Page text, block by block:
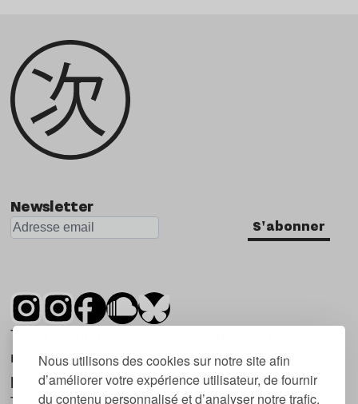
Nous utilisons des cookies sur notre site afin
d’améliorer votre expérience utilisateur, de fournir
du contenu personnalisé et d’analyser notre trafic.
Newsletter
S'abonner
Tsugi est un mensuel indépendant sur la
musique et les nouvelles tendances, dont la
première parution date de 2007.